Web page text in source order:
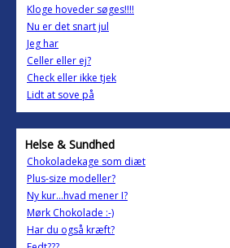
Kloge hoveder søges!!!!
Nu er det snart jul
Jeg har
Celler eller ej?
Check eller ikke tjek
Lidt at sove på
Helse & Sundhed
Chokoladekage som diæt
Plus-size modeller?
Ny kur…hvad mener I?
Mørk Chokolade :-)
Har du også kræft?